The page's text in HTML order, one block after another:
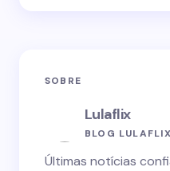
SOBRE
Lulaflix
BLOG LULAFLIX
Últimas notícias